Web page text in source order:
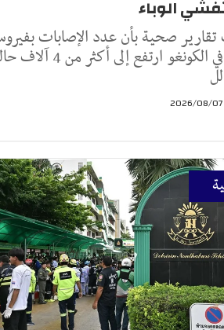
الوباء
تقارير صحية بأن عدد الإصابات
إيبولا في الكونغو ارتفع إلى أكثر من